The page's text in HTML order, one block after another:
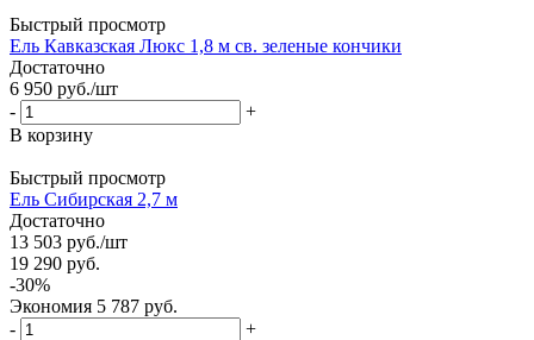
Быстрый просмотр
Ель Кавказская Люкс 1,8 м св. зеленые кончики
Достаточно
6 950 руб./шт
-
+
В корзину
Быстрый просмотр
Ель Сибирская 2,7 м
Достаточно
13 503 руб./шт
19 290 руб.
-30%
Экономия 5 787 руб.
-
+